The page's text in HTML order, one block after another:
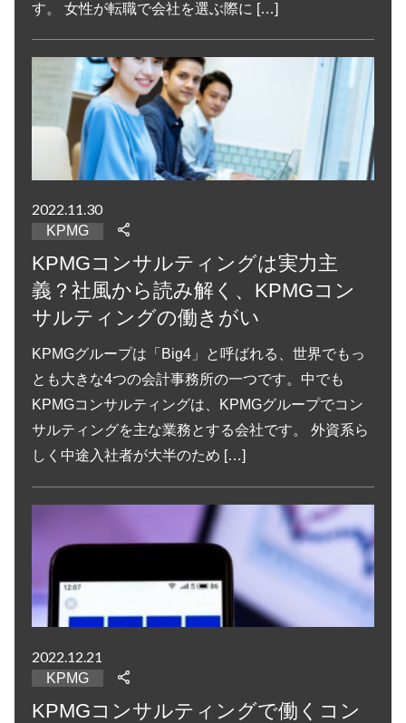
す。 女性が転職で会社を選ぶ際に […]
2022.11.30
KPMG
KPMGコンサルティングは実力主
義？社風から読み解く、KPMGコン
サルティングの働きがい
KPMGグループは「Big4」と呼ばれる、世界でもっ
とも大きな4つの会計事務所の一つです。中でも
KPMGコンサルティングは、KPMGグループでコン
サルティングを主な業務とする会社です。 外資系ら
しく中途入社者が大半のため […]
2022.12.21
KPMG
KPMGコンサルティングで働くコン